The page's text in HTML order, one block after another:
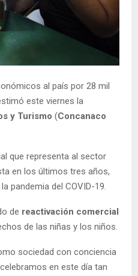
al país por 28 mil
este viernes la
y Turismo (Concanaco
que representa al sector
en los últimos tres años,
pandemia del COVID-19.
de reactivación comercial
de las niñas y los niños.
sociedad con conciencia
en este día tan